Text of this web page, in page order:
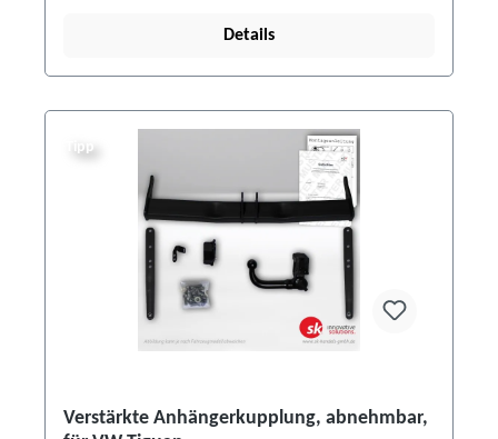
Details
Tipp
Verstärkte Anhängerkupplung, abnehmbar,